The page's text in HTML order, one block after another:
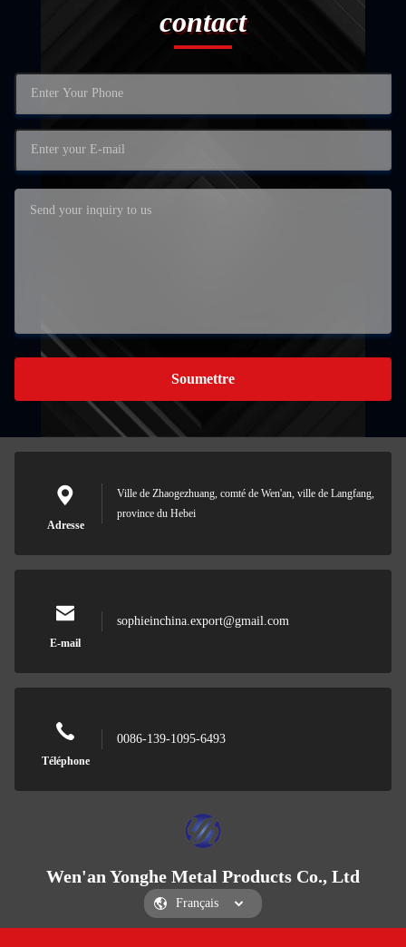
contact
Soumettre
Adresse
Ville de Zhaogezhuang, comté de Wen'an, ville de Langfang,
province du Hebei
E-mail
sophieinchina.export@gmail.com
Téléphone
0086-139-1095-6493
Wen'an Yonghe Metal Products Co., Ltd